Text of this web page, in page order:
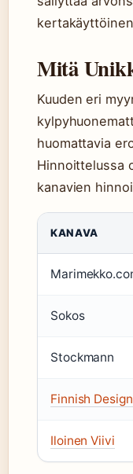
Mitä
Kuuden eri
huomattavia
Hinnoittelussa
kanavien
KANAVA
Sokos
Stockmann
Finnish
Iloinen Viivi